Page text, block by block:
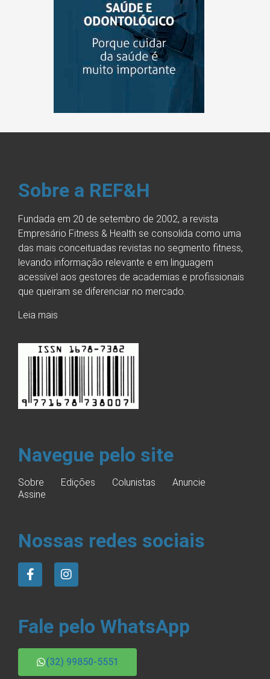
Sobre a REF&H
Fundada em 20 de setembro de 2002, a revista
Empresário Fitness & Health se consolida como uma
das mais conceituadas revistas no segmento fitness,
levando informação relevante e em linguagem
acessível aos gestores de academias e profissionais
que queiram se diferenciar no mercado.
Leia mais
Navegue pelo site
Sobre Edições Colunistas
Anuncie
Assine
Nossas redes sociais
Fale pelo WhatsApp
(32) 99850-5551